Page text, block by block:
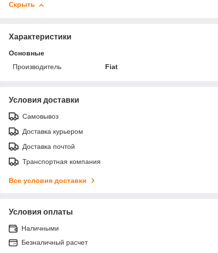
Скрыть
Характеристики
Основные
Производитель
Fiat
Условия доставки
Самовывоз
Доставка курьером
Доставка почтой
Транспортная компания
Все условия доставки
Условия оплаты
Наличными
Безналичный расчет